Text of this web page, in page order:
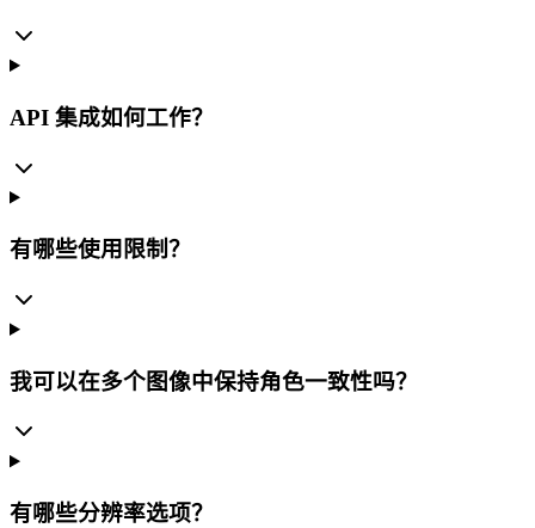
API 集成如何工作？
有哪些使用限制？
我可以在多个图像中保持角色一致性吗？
有哪些分辨率选项？